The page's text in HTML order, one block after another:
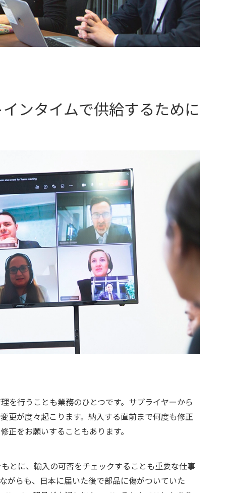
ンタイムで供給するために
を行うことも業務のひとつです。サプライヤーから
更が度々起こります。納入する直前まで何度も修正
をお願いすることもあります。
とに、輸入の可否をチェックすることも重要な仕事
がらも、日本に届いた後で部品に傷がついていた